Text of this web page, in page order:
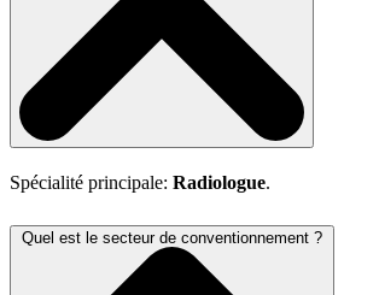
Spécialité principale: Radiologue.
Quel est le secteur de conventionnement ?